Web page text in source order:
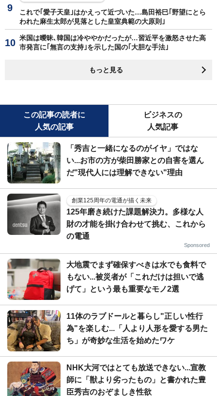
これで｢愛子天皇｣はかえって近づいた…島田裕巳｢野望にとら
われた麻生太郎が見落とした皇室典範の大原則｣
米国は曖昧､韓国は冷ややかだったが…習近平を激怒させた高
市発言に｢無言の支持｣を示した国の｢大胆な手法｣
もっと見る
この記事の読者に
人気の記事
ビジネスの
人気記事
「秀吉と一緒になるのがイヤ」ではな
い...お市の方が柴田勝家との自害を選ん
だ"現代人には理解できない"理由
創業125周年の電通が描く未来
125年磨き続けた課題解決力。多様な人
財の才能を掛け合わせて挑む、これから
の電通
Sponsored
大地震でまず確保すべきは水でも食料で
もない...被災者が「これだけは担いで逃
げて」という最も重要なモノ2選
11体のラブドールと暮らし"正しい性行
為"を楽しむ...「人より人形を愛する男た
ち」が奇妙な生活を始めたワケ
NHK大河ではとても放送できない...宣教
師に「獣より劣ったもの」と書かれた豊
臣秀吉のおぞましき性欲